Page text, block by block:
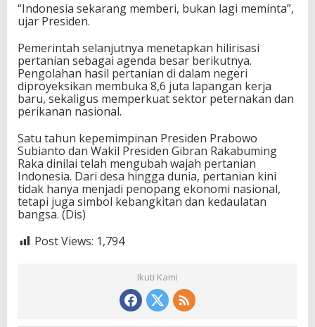
“Indonesia sekarang memberi, bukan lagi meminta”,
ujar Presiden.
Pemerintah selanjutnya menetapkan hilirisasi
pertanian sebagai agenda besar berikutnya.
Pengolahan hasil pertanian di dalam negeri
diproyeksikan membuka 8,6 juta lapangan kerja
baru, sekaligus memperkuat sektor peternakan dan
perikanan nasional.
Satu tahun kepemimpinan Presiden Prabowo
Subianto dan Wakil Presiden Gibran Rakabuming
Raka dinilai telah mengubah wajah pertanian
Indonesia. Dari desa hingga dunia, pertanian kini
tidak hanya menjadi penopang ekonomi nasional,
tetapi juga simbol kebangkitan dan kedaulatan
bangsa. (Dis)
Post Views: 1,794
Ikuti Kami